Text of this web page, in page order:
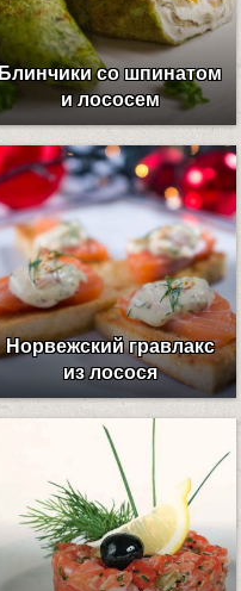
Блинчики со шпинатом
и лососем
Норвежский гравлакс
из лосося